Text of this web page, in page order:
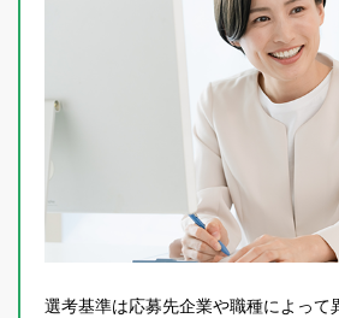
保有資格 勤務地
キーワードから
選考基準は応募先企業や職種によって